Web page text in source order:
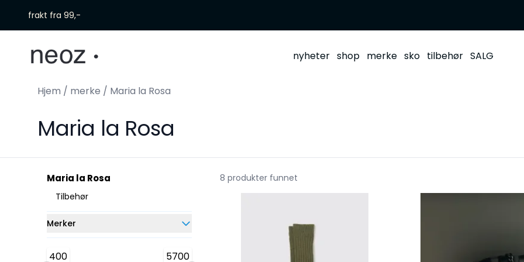
frakt fra 99,-
nyheter shop merke sko tilbehør SALG
Hjem / merke / Maria la Rosa
Maria la Rosa
Maria la Rosa
Tilbehør
Merker
400 5700
8 produkter funnet